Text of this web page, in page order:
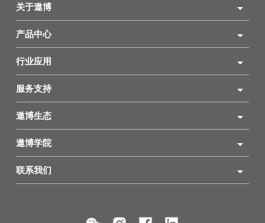
关于遨博
产品中心
行业应用
服务支持
遨博生态
遨博学院
联系我们